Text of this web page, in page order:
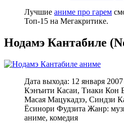
Лучшие аниме про гарем
Топ-15 на Мегакритике.
Нодамэ Кантабиле
Дата выхода: 12 января
Кэнъити Касаи, Тиаки Кон
Масая Мацукадзэ, Синдзи
Ёсинори Фудзита Жанр:
аниме, комедия